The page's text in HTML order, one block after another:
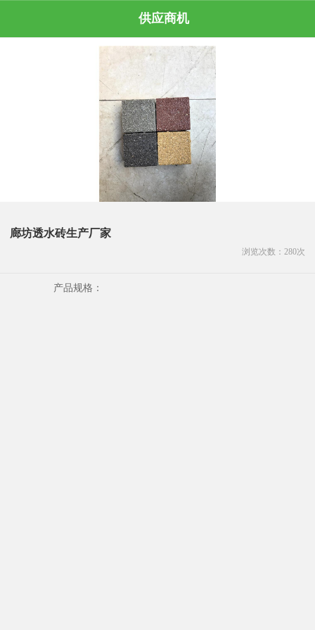
供应商机
廊坊透水砖生产厂家
浏览次数： 280次
产品规格：